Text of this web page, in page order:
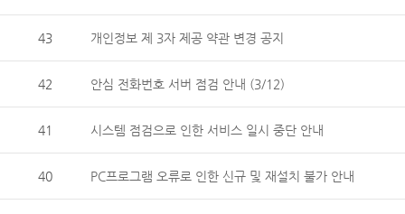
43 개인정보 제 3자 제공 약관 변경 공지
42 안심 전화번호 서버 점검 안내 (3/12)
41 시스템 점검으로 인한 서비스 일시 중단 안내
40 PC프로그램 오류로 인한 신규 및 재설치 불가 안내